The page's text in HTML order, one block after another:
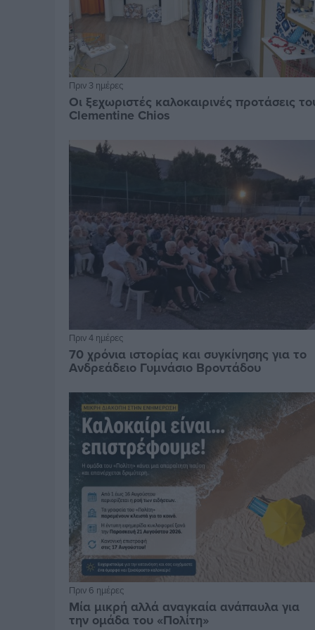
Πριν 3 ημέρες
Οι ξεχωριστές καλοκαιρινές προτάσεις
Clementine Chios
Πριν 4 ημέρες
70 χρόνια ιστορίας και συγκίνησης για το
Ανδρεάδειο Γυμνάσιο Βροντάδου
Πριν 6 ημέρες
Μία μικρή αλλά αναγκαία ανάπαυλα για
την ομάδα του «Πολίτη»